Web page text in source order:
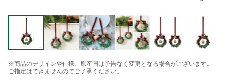
※商品のデザインや仕様、原産国は予告なく変更となる場合がございます。
ご指定はできませんのでご了承ください。